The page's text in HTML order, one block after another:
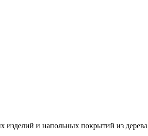
изделий и напольных покрытий из дерева